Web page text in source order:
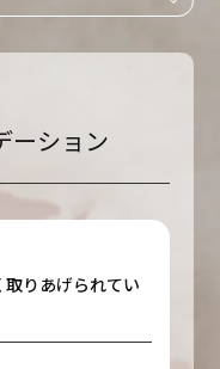
ーション
りあげられてい